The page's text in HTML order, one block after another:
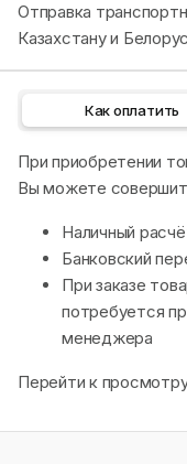
Отправка
Казахстану и
Как оплатить
При приобретении
Вы можете
Наличный
Банковский
При заказе
потребуется
менеджера
Перейти к